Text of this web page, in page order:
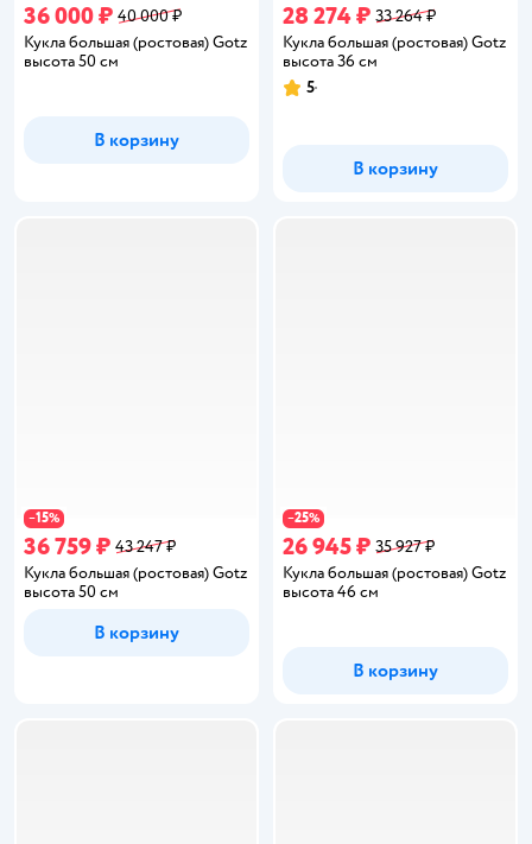
36 000 ₽ 40 000 ₽
Кукла большая (ростовая) Gotz
высота 50 см
В корзину
28 274 ₽ 33 264 ₽
Кукла большая (ростовая) Gotz
высота 36 см
Рейтинг:
5
В корзину
−15%
36 759 ₽ 43 247 ₽
Кукла большая (ростовая) Gotz
высота 50 см
В корзину
−25%
26 945 ₽ 35 927 ₽
Кукла большая (ростовая) Gotz
высота 46 см
В корзину